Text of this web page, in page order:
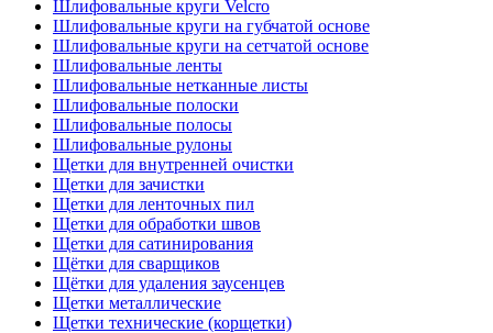
Шлифовальные круги Velcro
Шлифовальные круги на губчатой основе
Шлифовальные круги на сетчатой основе
Шлифовальные ленты
Шлифовальные нетканные листы
Шлифовальные полоски
Шлифовальные полосы
Шлифовальные рулоны
Щетки для внутренней очистки
Щетки для зачистки
Щетки для ленточных пил
Щетки для обработки швов
Щетки для сатинирования
Щётки для сварщиков
Щётки для удаления заусенцев
Щетки металлические
Щетки технические (корщетки)